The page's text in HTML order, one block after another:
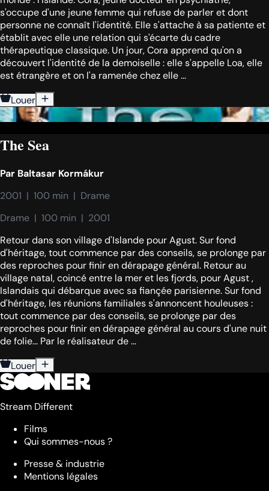
s'occupe d'une jeune femme qui refuse de parler et dont
personne ne connaît l'identité. Elle s'attache à sa patiente et
établit avec elle une relation qui s'écarte du cadre
thérapeutique classique. Un jour, Cora apprend qu'on a
découvert l'identité de la demoiselle : elle s'appelle Loa, elle
est étrangère et on l'a ramenée chez elle ...
Louer
The Sea
Par Baltasar Kormákur
2001  |  100 min  |  Drame
Drame  |  100 min  |  2001
Retour dans son village d'Islande pour Agust. Sur fond
d'héritage, tout commence par des conseils, se prolonge par
des reproches pour finir en dérapage général. Retour au
village natal, coincé entre la mer et les fjords, pour Agust ,
Islandais qui débarque avec sa fiançée parisienne. Sur fond
d'héritage, les réunions familiales s'annoncent houleuses :
tout commence par des conseils, se prolonge par des
reproches pour finir en dérapage général au cours d'une nuit
de folie... Par le réalisateur de ...
Louer
Stream Different
Films
Qui sommes-nous ?
Presse & industrie
Mentions légales